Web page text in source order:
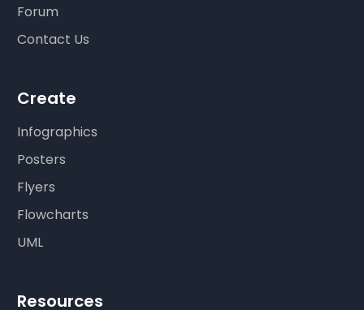
Forum
Contact Us
Create
Infographics
Posters
Flyers
Flowcharts
UML
Resources